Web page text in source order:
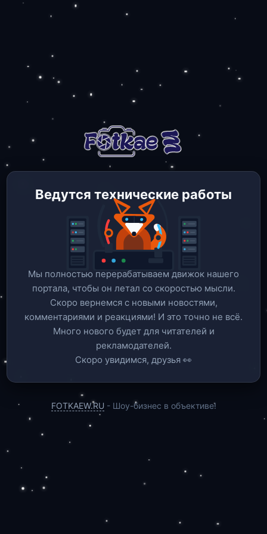
Ведутся технические работы
Мы полностью перерабатываем движок нашего
портала, чтобы он летал со скоростью мысли.
Скоро вернемся c новыми новостями,
комментариями и реакциями! И это точно не всё.
Много нового будет для читателей и
рекламодателей.
Скоро увидимся, друзья 👀
FOTKAEW.RU - Шоу-бизнес в объективе!